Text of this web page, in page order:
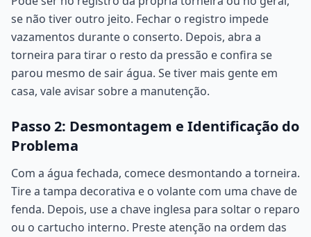
se não tiver outro jeito. Fechar o registro impede
vazamentos durante o conserto. Depois, abra a
torneira para tirar o resto da pressão e confira se
parou mesmo de sair água. Se tiver mais gente em
casa, vale avisar sobre a manutenção.
Passo 2: Desmontagem e Identificação do
Problema
Com a água fechada, comece desmontando a torneira.
Tire a tampa decorativa e o volante com uma chave de
fenda. Depois, use a chave inglesa para soltar o reparo
ou o cartucho interno. Preste atenção na ordem das